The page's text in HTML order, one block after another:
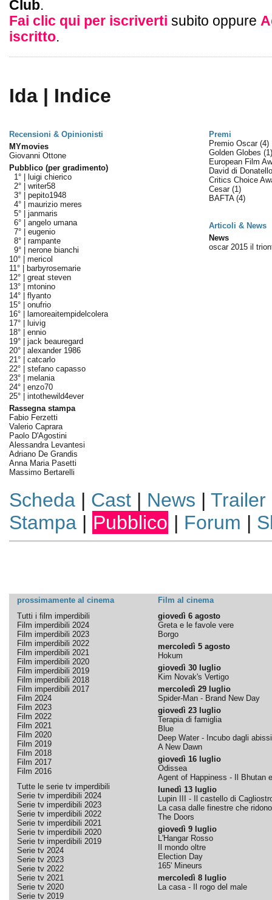
Club.
Fai clic qui per iscriverti subito oppure
iscritto.
Ida | Indice
Recensioni & Opinionisti
Premi
MYmovies
Giovanni Ottone
Pubblico (per gradimento)
1° |
luigi chierico
2° | writer58
3° | pepito1948
4° | maurizio meres
5° | janmaris
6° | angelo umana
7° | eugenio
8° | rampante
9° | nerone bianchi
10° | mericol
11° |
barbyrosemarie
12° | great steven
13° | mtonino
14° | flyanto
15° | onufrio
16° |
lamoreaitempidelcolera
17° |
luivig
18° | ennio
19° | jack beauregard
20° | alexander 1986
21° | catcarlo
22° | stefano capasso
23° | melania
24° | enzo70
25° | intothewild4ever
Rassegna stampa
Fabio Ferzetti
Valerio Caprara
Paolo D'Agostini
Alessandra Levantesi
Adriano De Grandis
Anna Maria Pasetti
Massimo Bertarelli
Premio Oscar (4)
Golden Globes (1)
European Film
David di
Critics Choice
Cesar (1)
BAFTA (4)
Articoli & News
News
oscar 2015 il
Scheda| Cast| News | Trailer
Stampa| Pubblico | Forum |
prossimamente al cinema
Film al cinema
Tutti i film imperdibili
Film imperdibili 2024
Film imperdibili 2023
Film imperdibili 2022
Film imperdibili 2021
Film imperdibili 2020
Film imperdibili 2019
Film imperdibili 2018
Film imperdibili 2017
Film 2024
Film 2023
Film 2022
Film 2021
Film 2020
Film 2019
Film 2018
Film 2017
Film 2016
Tutte le serie tv imperdibili
Serie tv imperdibili 2024
Serie tv imperdibili 2023
Serie tv imperdibili 2022
Serie tv imperdibili 2021
Serie tv imperdibili 2020
Serie tv imperdibili 2019
Serie tv 2024
Serie tv 2023
Serie tv 2022
Serie tv 2021
Serie tv 2020
Serie tv 2019
giovedì 6 agosto
Greta e le favole vere
Borgo
mercoledì 5 agosto
Hokum
giovedì 30 luglio
Kim Novak's Vertigo
mercoledì 29 luglio
Spider-Man - Brand New Day
giovedì 23 luglio
Terapia di famiglia
Blue
Deep Water - Incubo dagli abissi
A New Dawn
giovedì 16 luglio
Odissea
Agent of Happiness - Il Bhutan
lunedì 13 luglio
Lupin III - Il castello di
La casa dalle finestre che ridono
The Doors
giovedì 9 luglio
L'Hangar Rosso
Il mondo oltre
Election Day
165' Mineurs
mercoledì 8 luglio
La casa - Il rogo del male